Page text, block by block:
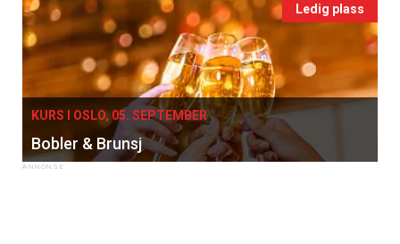
Ledig plass
KURS I OSLO, 05. SEPTEMBER
Bobler & Brunsj